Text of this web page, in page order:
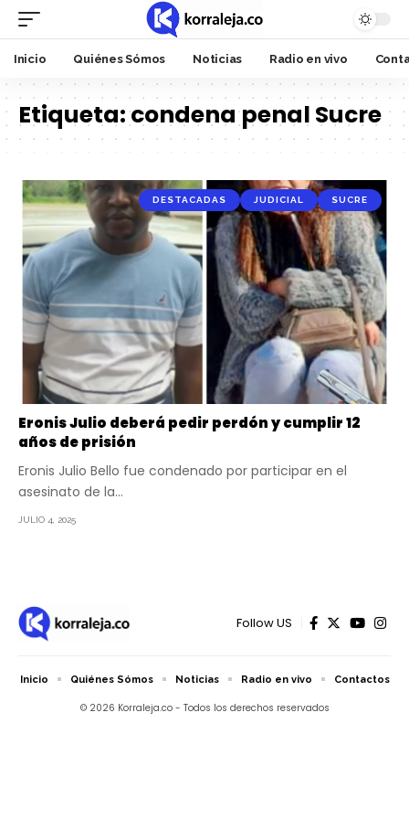
Inicio Quiénes Sómos Noticias Radio en vivo
Etiqueta:condena penal Sucre
DESTACADAS JUDICIAL SUCRE
Eronis Julio deberá pedir perdón y cumplir 12
años de prisión
Eronis Julio Bello fue condenado por participar en el
asesinato de la…
JULIO 4, 2025
Follow US
© 2026 Korraleja.co - Todos los derechos reservados
Inicio Quiénes Sómos Noticias Radio en vivo Contactos